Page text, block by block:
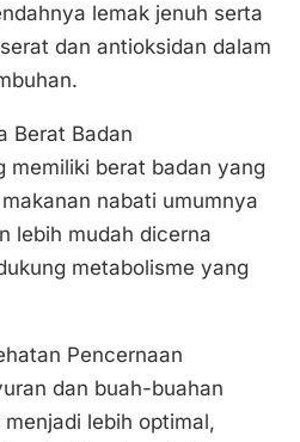
lemak jenuh serta
dan antioksidan dalam
Berat Badan
memiliki berat badan yang
nabati umumnya
lebih mudah dicerna
metabolisme yang
Pencernaan
dan buah-buahan
lebih optimal,